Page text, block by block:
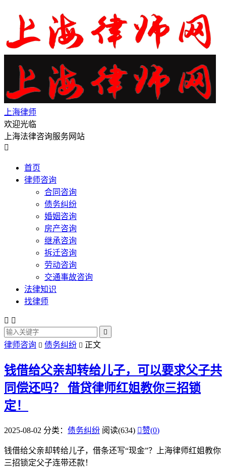
上海律师
欢迎光临
上海法律咨询服务网站

首页
律师咨询
合同咨询
债务纠纷
婚姻咨询
房产咨询
继承咨询
拆迁咨询
劳动咨询
交通事故咨询
法律知识
找律师
 

律师咨询  债务纠纷  正文
钱借给父亲却转给儿子，可以要求父子共
同偿还吗？ 借贷律师红姐教你三招锁
定！
2025-08-02 分类： 债务纠纷 阅读(634) 赞(0)
钱借给父亲却转给儿子，借条还写“现金”？上海律师红姐教你
三招锁定父子连带还款！